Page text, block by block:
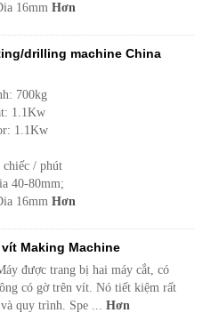
Hơn
drilling machine China
700kg
1.1Kw
1.1Kw
/ phút
40-80mm;
Hơn
Making Machine
được trang bị hai máy cắt, có
có gờ trên vít. Nó tiết kiệm rất
quy trình. Spe ... Hơn